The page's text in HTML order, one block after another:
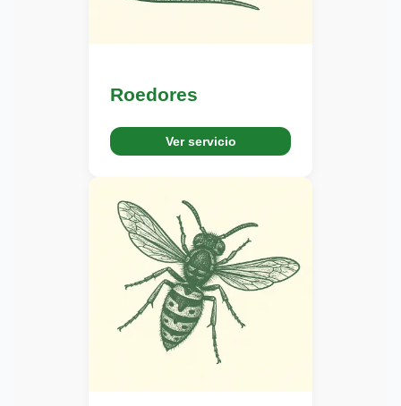
Roedores
Ver servicio